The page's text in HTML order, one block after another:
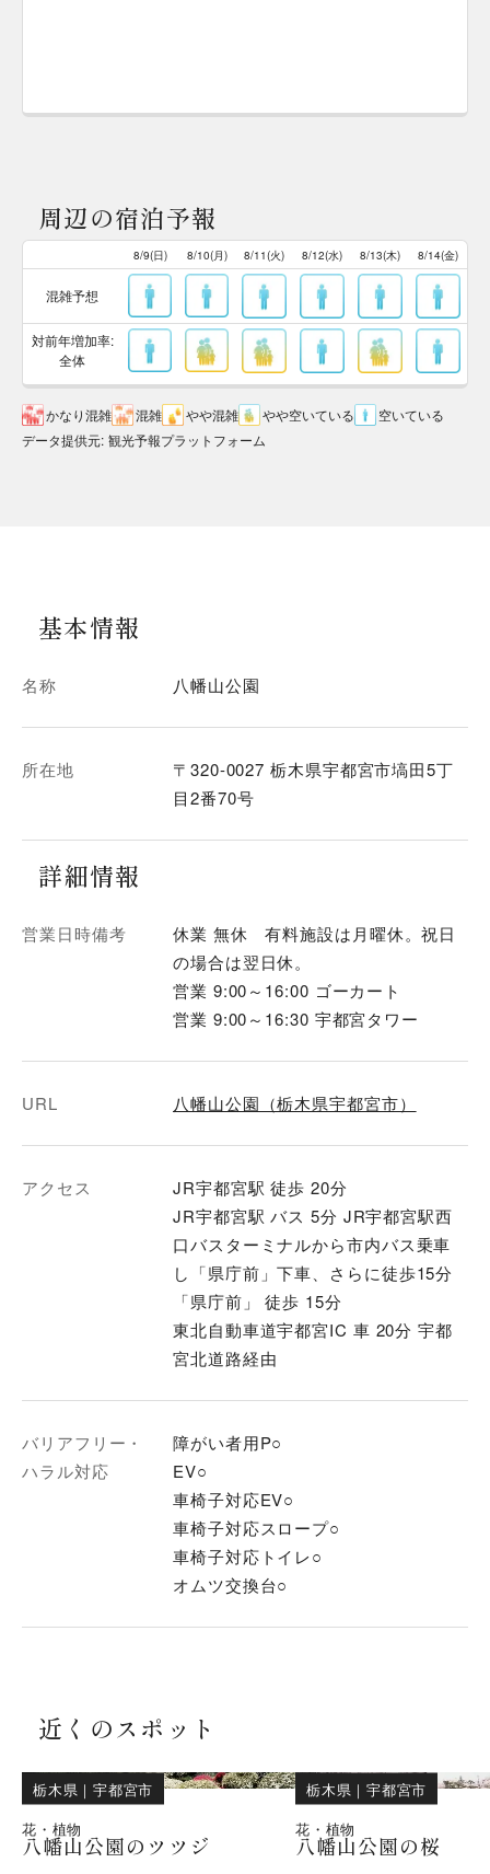
周辺の宿泊予報
8/9(日) 8/10(月) 8/11(火) 8/12(水) 8/13(木) 8/14(金)
混雑予想
対前年増加率:
全体
かなり混雑 混雑 やや混雑 やや空いている
空いている
データ提供元: 観光予報プラットフォーム
基本情報
名称 八幡山公園
所在地
〒320-0027 栃木県宇都宮市塙田5丁
目2番70号
詳細情報
営業日時備考
休業 無休 有料施設は月曜休。祝日
の場合は翌日休。
営業 9:00～16:00 ゴーカート
営業 9:00～16:30 宇都宮タワー
URL 八幡山公園（栃木県宇都宮市）
アクセス
JR宇都宮駅 徒歩 20分
JR宇都宮駅 バス 5分 JR宇都宮駅西
口バスターミナルから市内バス乗車
し「県庁前」下車、さらに徒歩15分
「県庁前」 徒歩 15分
東北自動車道宇都宮IC 車 20分 宇都
宮北道路経由
バリアフリー・
ハラル対応
障がい者用P○
EV○
車椅子対応EV○
車椅子対応スロープ○
車椅子対応トイレ○
オムツ交換台○
近くのスポット
栃木県 ｜宇都宮市
花・植物
八幡山公園のツツジ
栃木県 ｜宇都宮市
花・植物
八幡山公園の桜